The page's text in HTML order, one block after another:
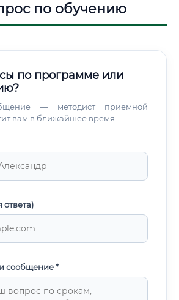
правоохранительные органы) может
свидетельство о праве на
по обучению
по программе или
— методист приемной
вам в ближайшее время.
сообщение *